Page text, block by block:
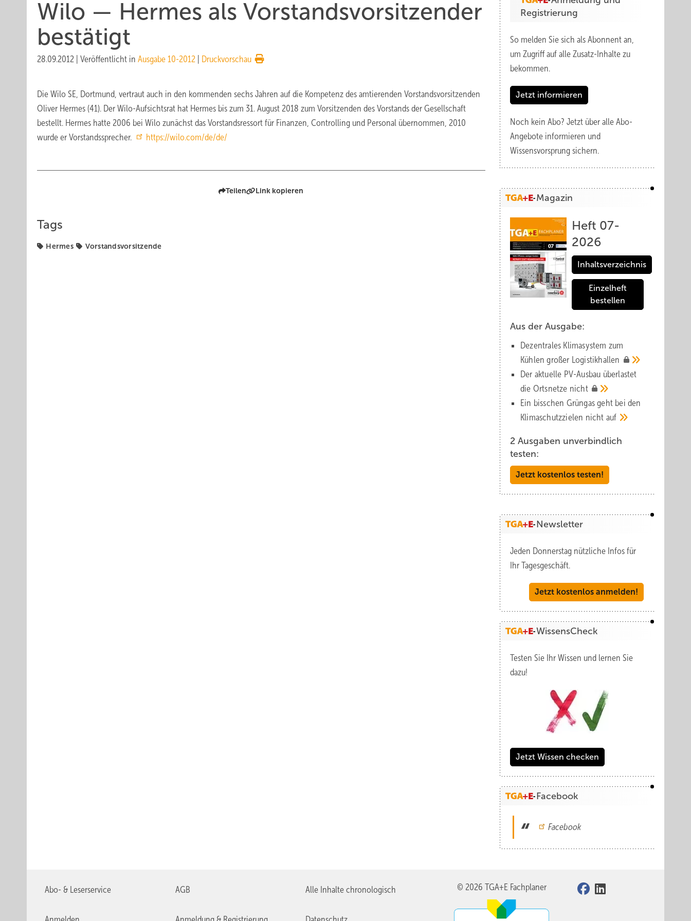
Wilo — Hermes als Vorstandsvorsitzender
bestätigt
28.09.2012 Veröffentlicht in Ausgabe 10-2012 Druckvorschau
Die Wilo SE, Dortmund, vertraut auch in den kommenden sechs Jahren auf die Kompetenz des amtierenden Vorstandsvorsitzenden
Oliver Hermes (41). Der Wilo-Aufsichtsrat hat Hermes bis zum 31. August 2018 zum Vorsitzenden des Vorstands der Gesellschaft
bestellt. Hermes hatte 2006 bei Wilo zunächst das Vorstandsressort für Finanzen, Controlling und Personal übernommen, 2010
wurde er Vorstandssprecher.
https://wilo.com/de/de/
Teilen Link kopieren
Tags
Hermes Vorstandsvorsitzende
Registrierung
So melden Sie sich als Abonnent an,
um Zugriff auf alle Zusatz-Inhalte zu
bekommen.
Jetzt informieren
Noch kein Abo? Jetzt über alle Abo-
Angebote informieren und
Wissensvorsprung sichern.
Magazin
Heft 07-
2026
Inhaltsverzeichnis
Einzelheft
bestellen
Aus der Ausgabe:
Dezentrales Klimasystem zum
Kühlen großer Logistik­hallen
Der aktuelle PV-Ausbau über­lastet
die Orts­netze nicht
Ein bisschen Grüngas geht bei den
Klima­schutz­zielen nicht auf
2 Ausgaben unverbindlich
testen:
Jetzt kostenlos testen!
Newsletter
Jeden Donnerstag nützliche Infos für
Ihr Tagesgeschäft.
Jetzt kostenlos anmelden!
WissensCheck
Testen Sie Ihr Wissen und lernen Sie
dazu!
Jetzt Wissen checken
Facebook
Facebook
Abo- & Leserservice AGB Alle Inhalte chronologisch © 2026 TGA+E Fachplaner